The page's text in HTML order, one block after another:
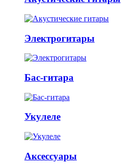
Электрогитары
Бас-гитара
Укулеле
Аксессуары